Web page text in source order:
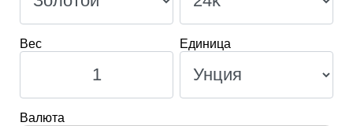
Вес Единица
Валюта